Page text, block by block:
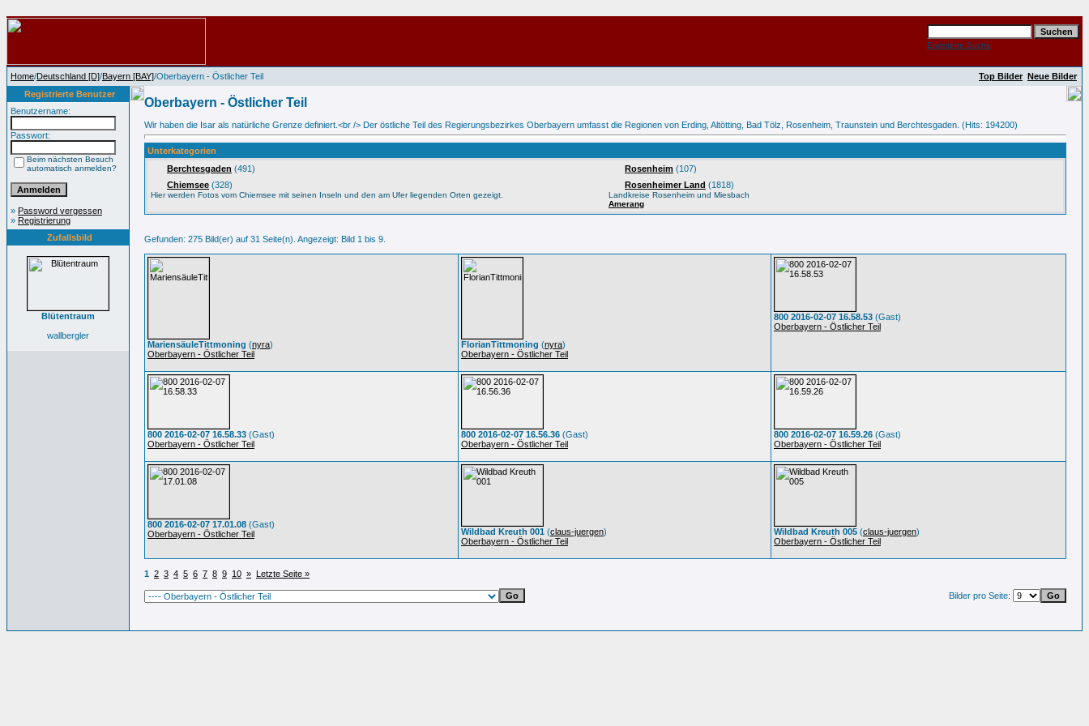
Erweiterte Suche
Home/Deutschland [D]/Bayern [BAY]/Oberbayern - Östlicher Teil Top Bilder Neue Bilder
Registrierte Benutzer
Benutzername:
Passwort:
Beim nächsten Besuch
automatisch anmelden?
» Password vergessen
» Registrierung
Zufallsbild
Blütentraum
wallbergler
Oberbayern - Östlicher Teil
Wir haben die Isar als natürliche Grenze definiert.<br /> Der östliche Teil des Regierungsbezirkes Oberbayern umfasst die Regionen von Erding, Altötting, Bad Tölz, Rosenheim, Traunstein und Berchtesgaden. (Hits: 194200)
Unterkategorien
Berchtesgaden (491)
Chiemsee (328)
Hier werden Fotos vom Chiemsee mit seinen Inseln und den am Ufer liegenden Orten gezeigt.
Rosenheim (107)
Rosenheimer Land (1818)
Landkreise Rosenheim und Miesbach
Amerang
Gefunden: 275 Bild(er) auf 31 Seite(n). Angezeigt: Bild 1 bis 9.
MariensäuleTittmoning (nyra)
Oberbayern - Östlicher Teil
FlorianTittmoning (nyra)
Oberbayern - Östlicher Teil
800 2016-02-07 16.58.53 (Gast)
Oberbayern - Östlicher Teil
800 2016-02-07 16.58.33 (Gast)
Oberbayern - Östlicher Teil
800 2016-02-07 16.56.36 (Gast)
Oberbayern - Östlicher Teil
800 2016-02-07 16.59.26 (Gast)
Oberbayern - Östlicher Teil
800 2016-02-07 17.01.08 (Gast)
Oberbayern - Östlicher Teil
Wildbad Kreuth 001 (claus-juergen)
Oberbayern - Östlicher Teil
Wildbad Kreuth 005 (claus-juergen)
Oberbayern - Östlicher Teil
1 2 3 4 5 6 7 8 9 10 » Letzte Seite »
Bilder pro Seite: